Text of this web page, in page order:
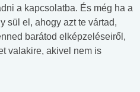
a kapcsolatba. És még ha a
sül el, ahogy azt te vártad,
barátod elképzeléseiről,
valakire, akivel nem is